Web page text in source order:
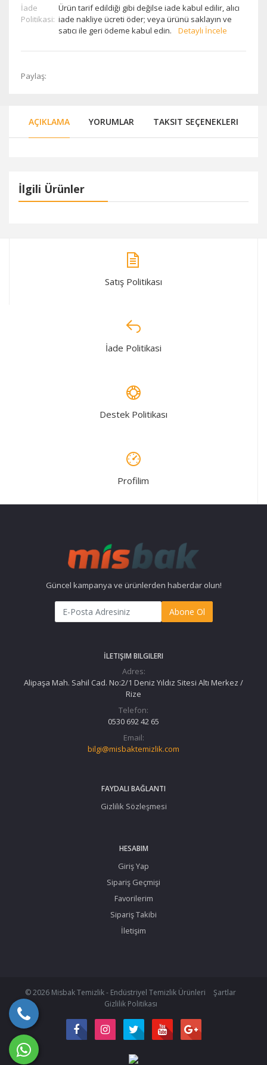
İade
Politikasi:
Ürün tarif edildiği gibi değilse iade kabul edilir, alıcı
iade nakliye ücreti öder; veya ürünü saklayın ve
satıcı ile geri ödeme kabul edin.
Detaylı İncele
Paylaş:
AÇIKLAMA YORUMLAR TAKSIT SEÇENEKLERI
İlgili Ürünler
Satış Politikası
İade Politikasi
Destek Politikası
Profilim
Güncel kampanya ve ürünlerden haberdar olun!
Abone Ol
İLETIŞIM BILGILERI
Adres:
Alipaşa Mah. Sahil Cad. No:2/1 Deniz Yıldız Sitesi Altı Merkez /
Rize
Telefon:
0530 692 42 65
Email:
bilgi@misbaktemizlik.com
FAYDALI BAĞLANTI
Gizlilik Sözleşmesi
HESABIM
Giriş Yap
Sipariş Geçmişi
Favorilerim
Sipariş Takibi
İletişim
© 2026 Misbak Temizlik - Endüstriyel Temizlik Ürünleri
Şartlar
Gizlilik Politikası